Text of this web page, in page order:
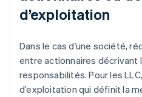
d’exploitation
Dans le cas d’une société,
entre actionnaires décrivant
responsabilités. Pour les
d’exploitation qui définit la